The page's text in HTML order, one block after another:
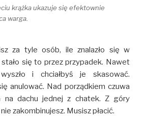
krążka ukazuje się efektownie
warga.
za tyle osób, ile znalazło się w
się to przez przypadek. Nawet
i chciałbyś je skasować.
anulować. Nad porządkiem czuwa
na dachu jednej z chatek. Z góry
zakombinujesz. Musisz płacić.